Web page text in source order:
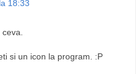
18:33
si un icon la program. :P